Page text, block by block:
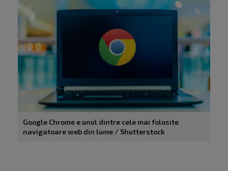
Google Chrome e unul dintre cele mai folosite
navigatoare web din lume / Shutterstock